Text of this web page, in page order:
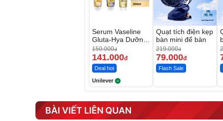
Serum Vaseline
Gluta-Hya Dưỡng
Da Sáng Mịn Sau
7 Ngày
150.000đ
141.000đ
Deal hot
Unilever
Quạt tích điện kẹp
bàn mini để bàn
219.000đ
79.000đ
Flash Sale
BÀI VIẾT LIÊN QUAN